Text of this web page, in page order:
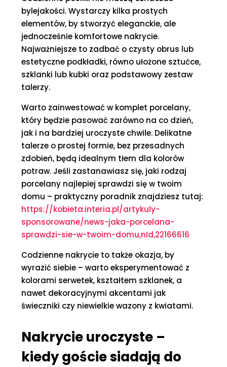
bylejakości. Wystarczy kilka prostych
elementów, by stworzyć eleganckie, ale
jednocześnie komfortowe nakrycie.
Najważniejsze to zadbać o czysty obrus lub
estetyczne podkładki, równo ułożone sztućce,
szklanki lub kubki oraz podstawowy zestaw
talerzy.
Warto zainwestować w komplet porcelany,
który będzie pasować zarówno na co dzień,
jak i na bardziej uroczyste chwile. Delikatne
talerze o prostej formie, bez przesadnych
zdobień, będą idealnym tłem dla kolorów
potraw. Jeśli zastanawiasz się, jaki rodzaj
porcelany najlepiej sprawdzi się w twoim
domu – praktyczny poradnik znajdziesz tutaj:
https://kobieta.interia.pl/artykuly-
sponsorowane/news-jaka-porcelana-
sprawdzi-sie-w-twoim-domu,nId,22166616
Codzienne nakrycie to także okazja, by
wyrazić siebie – warto eksperymentować z
kolorami serwetek, kształtem szklanek, a
nawet dekoracyjnymi akcentami jak
świeczniki czy niewielkie wazony z kwiatami.
Nakrycie uroczyste –
kiedy goście siadają do